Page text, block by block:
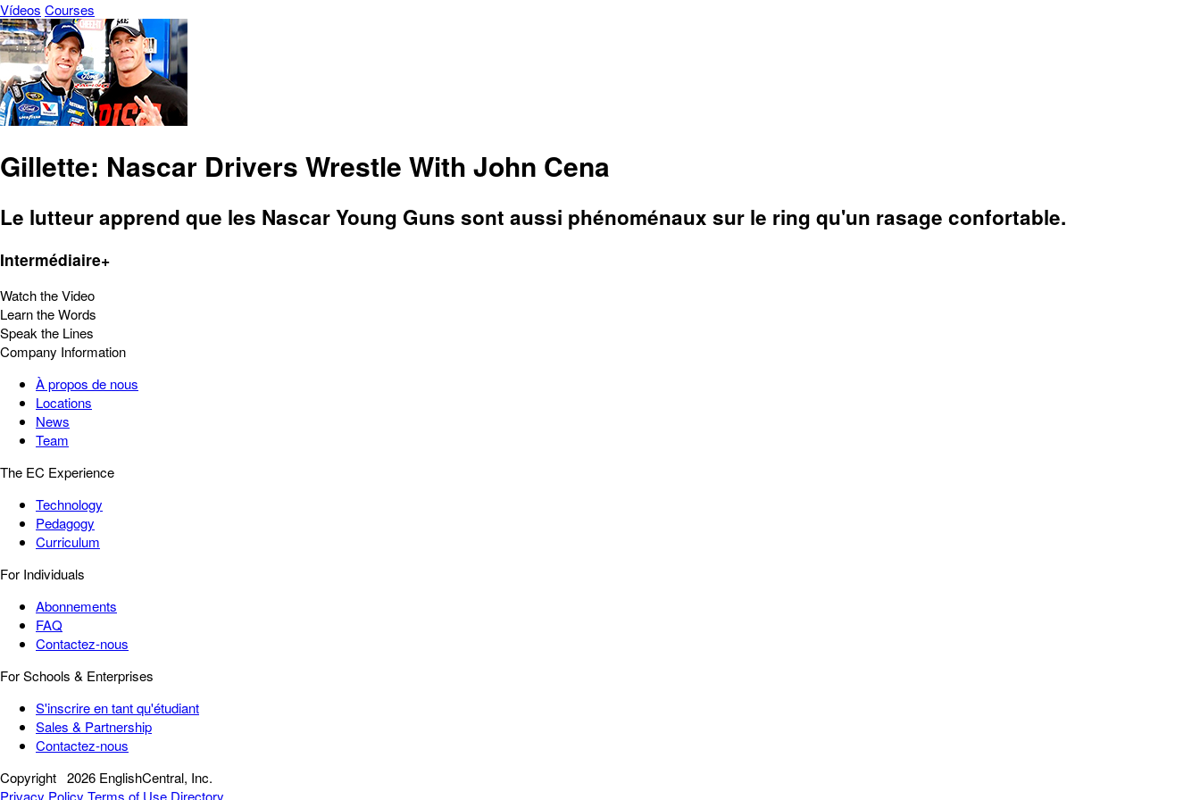
Vídeos Courses
Gillette: Nascar Drivers Wrestle With John Cena
Le lutteur apprend que les Nascar Young Guns sont aussi phénoménaux sur le ring qu'un rasage confortable.
Intermédiaire+
Watch the Video
Learn the Words
Speak the Lines
Company Information
À propos de nous
Locations
News
Team
The EC Experience
Technology
Pedagogy
Curriculum
For Individuals
Abonnements
FAQ
Contactez-nous
For Schools & Enterprises
S'inscrire en tant qu'étudiant
Sales & Partnership
Contactez-nous
Copyright 2026 EnglishCentral, Inc.